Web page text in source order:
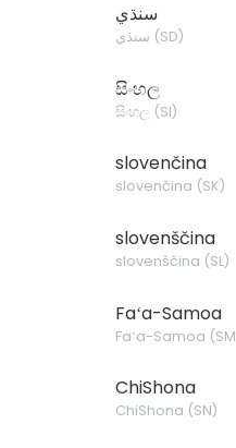
سنڌي
سنڌي (SD)
සිංහල
සිංහල (SI)
slovenčina
slovenčina (SK)
slovenščina
slovenščina (SL)
Faʻa-Samoa
Faʻa-Samoa (SM
ChiShona
ChiShona (SN)